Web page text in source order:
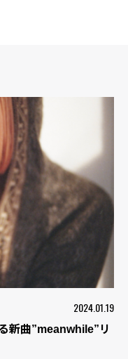
2024.01.19
新曲”meanwhile”リ